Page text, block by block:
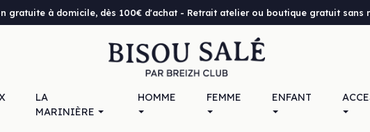
gratuite à domicile, dès 100€ d'achat - Retrait atelier ou boutique gratuit sans
LA
MARINIÈRE
HOMME FEMME ENFANT